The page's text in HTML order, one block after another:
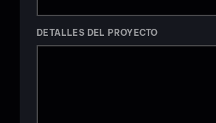
DETALLES DEL PROYECTO